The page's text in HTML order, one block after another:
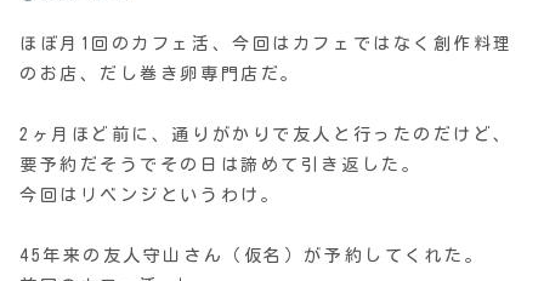
ほぼ月1回のカフェ活、今回はカフェではなく創作料理
のお店、だし巻き卵専門店だ。
2ヶ月ほど前に、通りがかりで友人と行ったのだけど、
要予約だそうでその日は諦めて引き返した。
今回はリベンジというわけ。
45年来の友人守山さん（仮名）が予約してくれた。